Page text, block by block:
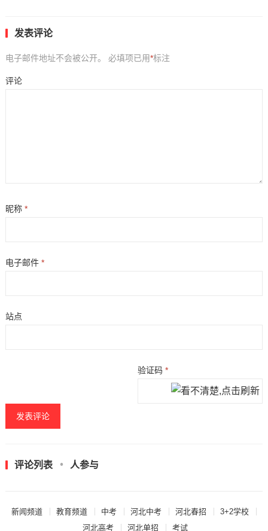
发表评论
电子邮件地址不会被公开。 必填项已用*标注
评论
昵称 *
电子邮件 *
站点
验证码*
评论列表 人参与
新闻频道 教育频道 中考 河北中考 河北春招
3+2学校
河北高考
河北单招 考试